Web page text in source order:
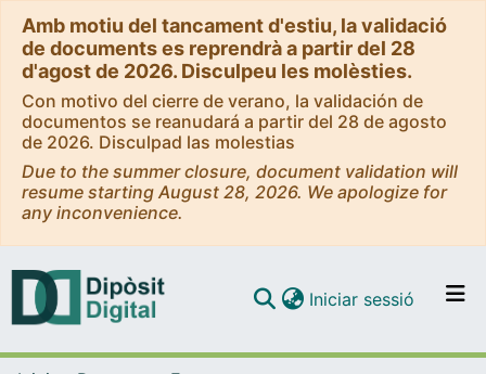
Amb motiu del tancament d'estiu, la validació
de documents es reprendrà a partir del 28
d'agost de 2026. Disculpeu les molèsties.
Con motivo del cierre de verano, la validación de
documentos se reanudará a partir del 28 de agosto
de 2026. Disculpad las molestias
Due to the summer closure, document validation will
resume starting August 28, 2026. We apologize for
any inconvenience.
Iniciar sessió (current)